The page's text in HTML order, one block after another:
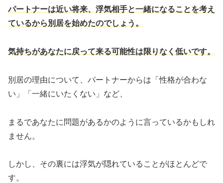
パートナーは近い将来、浮気相手と一緒になることを考え
ているから別居を始めたのでしょう。
気持ちがあなたに戻って来る可能性は限りなく低いです。
別居の理由について、パートナーからは「性格が合わな
い」「一緒にいたくない」など、
まるであなたに問題があるかのように言っているかもしれ
ません。
しかし、その裏には浮気が隠れていることがほとんどで
す。